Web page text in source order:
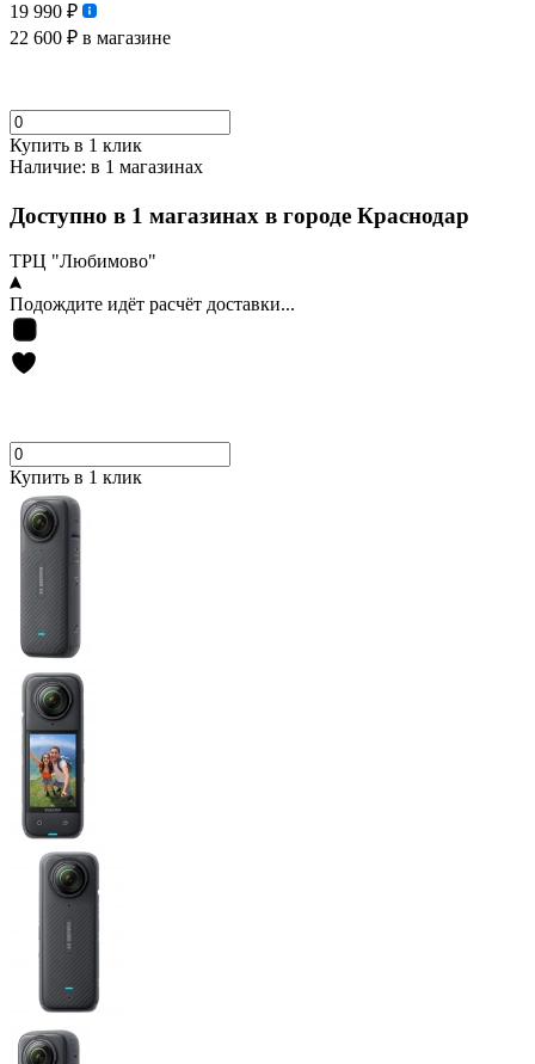
19 990 ₽
22 600 ₽ в магазине
Купить в 1 клик
Наличие: в 1 магазинах
Доступно в 1 магазинах в городе Краснодар
ТРЦ "Любимово"
Подождите идёт расчёт доставки...
Купить в 1 клик